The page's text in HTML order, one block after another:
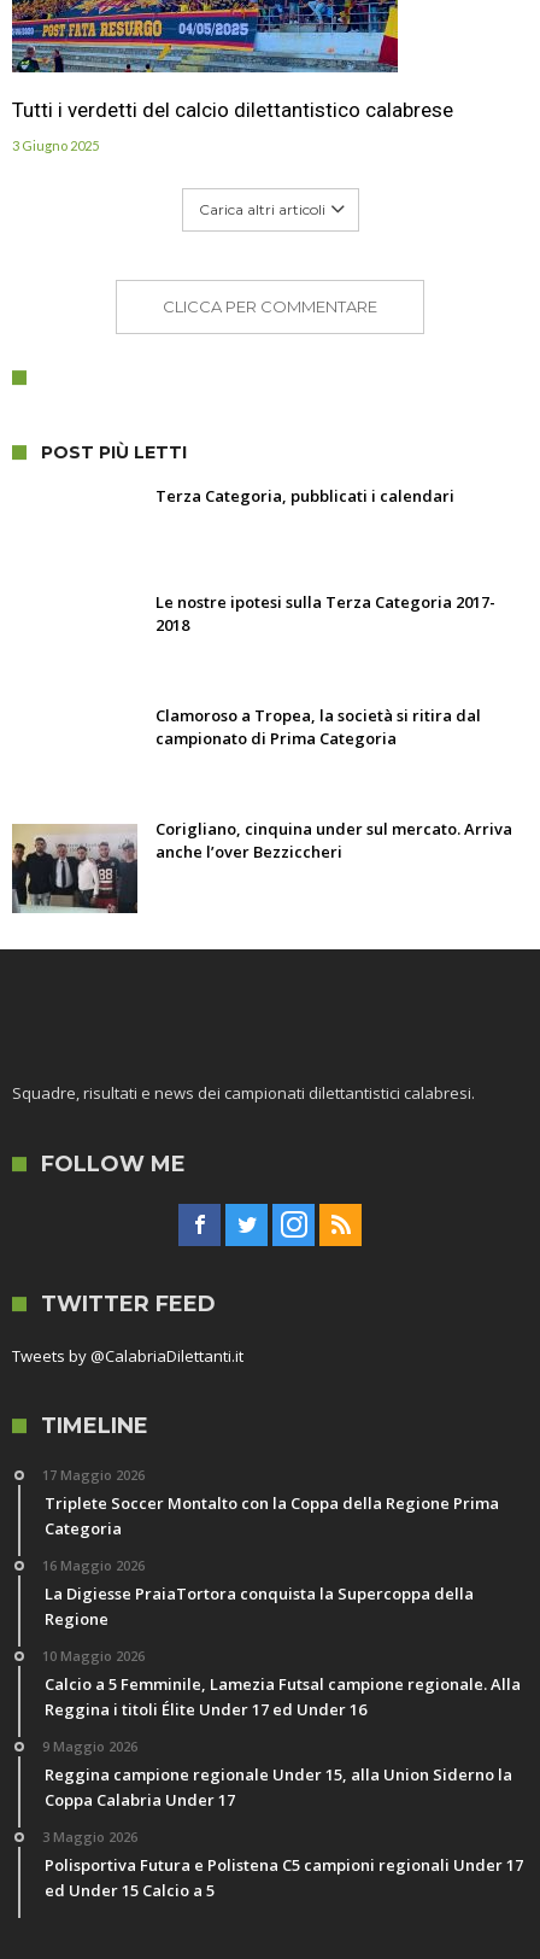
Tutti i verdetti del calcio dilettantistico calabrese
3 Giugno 2025
Carica altri articoli
CLICCA PER COMMENTARE
POST PIÙ LETTI
Terza Categoria, pubblicati i calendari
Le nostre ipotesi sulla Terza Categoria 2017-
2018
Clamoroso a Tropea, la società si ritira dal
campionato di Prima Categoria
Corigliano, cinquina under sul mercato. Arriva
anche l’over Bezziccheri
Squadre, risultati e news dei campionati dilettantistici calabresi.
FOLLOW ME
TWITTER FEED
Tweets by @CalabriaDilettanti.it
TIMELINE
17 Maggio 2026
Triplete Soccer Montalto con la Coppa della Regione Prima
Categoria
16 Maggio 2026
La Digiesse PraiaTortora conquista la Supercoppa della
Regione
10 Maggio 2026
Calcio a 5 Femminile, Lamezia Futsal campione regionale. Alla
Reggina i titoli Élite Under 17 ed Under 16
9 Maggio 2026
Reggina campione regionale Under 15, alla Union Siderno la
Coppa Calabria Under 17
3 Maggio 2026
Polisportiva Futura e Polistena C5 campioni regionali Under 17
ed Under 15 Calcio a 5